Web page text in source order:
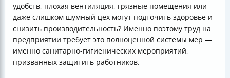
удобств, плохая вентиляция, грязные помещения или
даже слишком шумный цех могут подточить здоровье и
снизить производительность? Именно поэтому труд на
предприятии требует это полноценной системы мер —
именно санитарно-гигиенических мероприятий,
призванных защитить работников.